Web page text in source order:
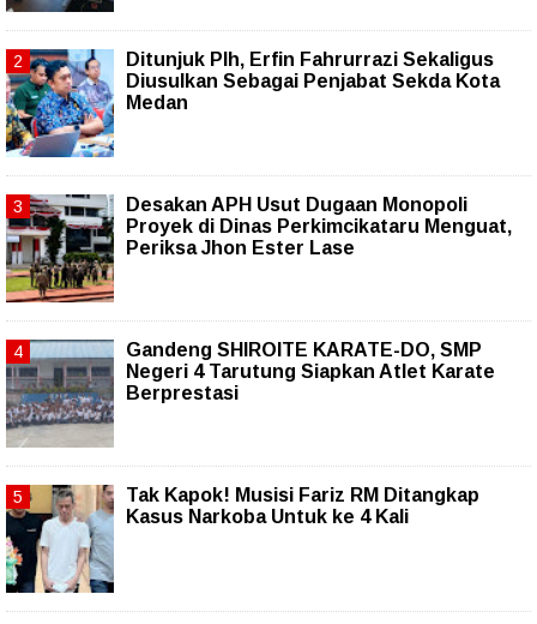
Ditunjuk Plh, Erfin Fahrurrazi Sekaligus
Diusulkan Sebagai Penjabat Sekda Kota
Medan
Desakan APH Usut Dugaan Monopoli
Proyek di Dinas Perkimcikataru Menguat,
Periksa Jhon Ester Lase
Gandeng SHIROITE KARATE-DO, SMP
Negeri 4 Tarutung Siapkan Atlet Karate
Berprestasi
Tak Kapok! Musisi Fariz RM Ditangkap
Kasus Narkoba Untuk ke 4 Kali